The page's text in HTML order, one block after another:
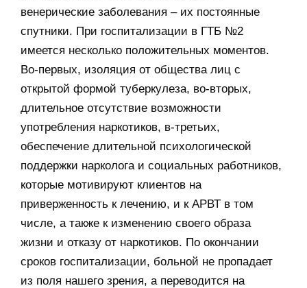
венерические заболевания – их постоянные
спутники. При госпитализации в ГТБ №2
имеется несколько положительных моментов.
Во-первых, изоляция от общества лиц с
открытой формой туберкулеза, во-вторых,
длительное отсутствие возможности
употребления наркотиков, в-третьих,
обеспечение длительной психологической
поддержки нарколога и социальных работников,
которые мотивируют клиентов на
приверженность к лечению, и к АРВТ в том
числе, а также к изменению своего образа
жизни и отказу от наркотиков. По окончании
сроков госпитализации, больной не пропадает
из поля нашего зрения, а переводится на